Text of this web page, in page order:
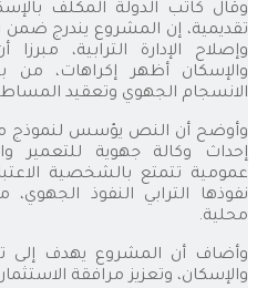
وقال كاتب الدولة المكلف
تقديمية، إن المشروع يندرج ضمن
وإصلاح الإدارة الترابية،
والإسكان أظهر إكراهات، من
الانسجام الجهوي وتعقيد
وأوضح أن النص يؤسس لنموذج
إحداث وكالة جهوية
عمومية تتمتع بالشخصية
نفوذها الترابي النفوذ
محلية.
وأضاف أن المشروع يهدف إلى
والإسكان، وتعزيز مرافقة